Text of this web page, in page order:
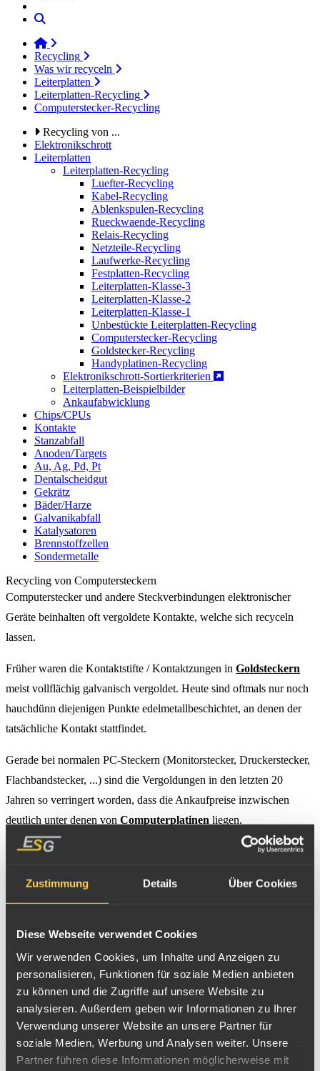
Zustimmung Details Über Cookies
Diese Webseite verwendet Cookies
Wir verwenden Cookies, um Inhalte und Anzeigen zu
personalisieren, Funktionen für soziale Medien anbieten
zu können und die Zugriffe auf unsere Website zu
analysieren. Außerdem geben wir Informationen zu Ihrer
Verwendung unserer Website an unsere Partner für
soziale Medien, Werbung und Analysen weiter. Unsere
Partner führen diese Informationen möglicherweise mit
Recycling
Was wir recyceln
Leiterplatten
Leiterplatten-Recycling
Computerstecker-Recycling
Recycling von ...
Elektronikschrott
Leiterplatten
Leiterplatten-Recycling
Luefter-Recycling
Kabel-Recycling
Ablenkspulen-Recycling
Rueckwaende-Recycling
Relais-Recycling
Netzteile-Recycling
Laufwerke-Recycling
Festplatten-Recycling
Leiterplatten-Klasse-3
Leiterplatten-Klasse-2
Leiterplatten-Klasse-1
Unbestückte Leiterplatten-Recycling
Computerstecker-Recycling
Goldstecker-Recycling
Handyplatinen-Recycling
Elektronikschrott-Sortierkriterien
Leiterplatten-Beispielbilder
Ankaufabwicklung
Chips/CPUs
Kontakte
Stanzabfall
Anoden/Targets
Au, Ag, Pd, Pt
Dentalscheidgut
Gekrätz
Bäder/Harze
Galvanikabfall
Katalysatoren
Brennstoffzellen
Sondermetalle
Recycling von Computersteckern
Computerstecker und andere Steckverbindungen elektronischer
Geräte beinhalten oft vergoldete Kontakte, welche sich recyceln
lassen.
Früher waren die Kontaktstifte / Kontaktzungen in Goldsteckern
meist vollflächig galvanisch vergoldet. Heute sind oftmals nur noch
hauchdünn diejenigen Punkte edelmetallbeschichtet, an denen der
tatsächliche Kontakt stattfindet.
Gerade bei normalen PC-Steckern (Monitorstecker, Druckerstecker,
Flachbandstecker, ...) sind die Vergoldungen in den letzten 20
Jahren so verringert worden, dass die Ankaufpreise inzwischen
deutlich unter denen von Computerplatinen liegen.
In der Industrie und für Spezialanwendungen werden jedoch
eingesetzt, sodass man für Stecker keine pauschalen Ankaufpreise
zur Edelmetallanalyse ein Muster zukommen. Bei gemischten
Stecker-Losen müssen wir uns das Mischungsverhältnis ansehen,
um Ihnen einen Preis kalkulieren zu können.